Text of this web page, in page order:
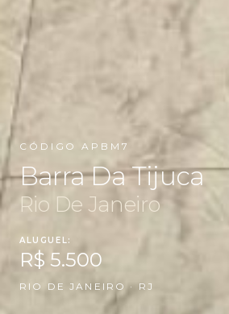
CÓDIGO APBM7
Barra Da Tijuca
Rio De Janeiro
ALUGUEL:
R$ 5.500
RIO DE JANEIRO · RJ